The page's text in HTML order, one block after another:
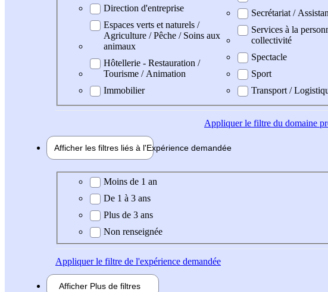
Direction d'entreprise
Espaces verts et naturels /
Agriculture / Pêche / Soins aux
animaux
Hôtellerie - Restauration /
Tourisme / Animation
Immobilier
Secrétariat /
Services à la
collectivité
Spectacle
Sport
Transport /
Appliquerle filtre du domaine
Afficher les filtres liés à l'Expérience demandée
Expérience demandée
Moins de 1 an
De 1 à 3 ans
Plus de 3 ans
Non renseignée
Appliquerle filtre de l'expérience demandée
Afficher Plus de filtres